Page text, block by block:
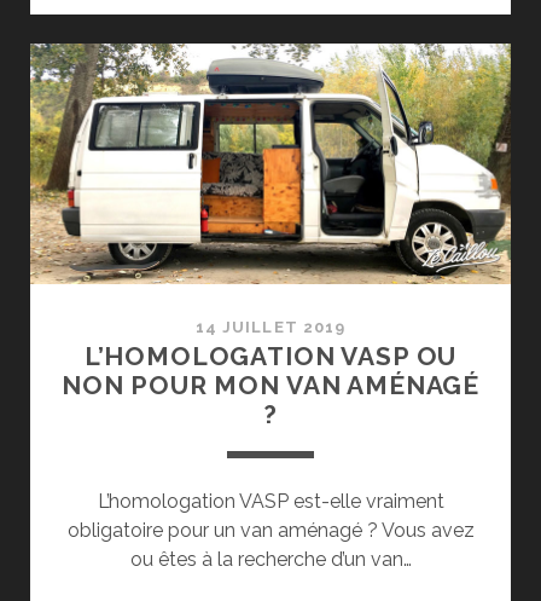
VAN,
UN
ROAD
TRIP
MAGIQUE
14 JUILLET 2019
L’HOMOLOGATION VASP OU
NON POUR MON VAN AMÉNAGÉ
?
L’homologation VASP est-elle vraiment
obligatoire pour un van aménagé ? Vous avez
ou êtes à la recherche d’un van…